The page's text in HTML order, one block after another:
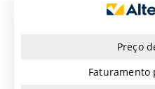
Preço
Faturamento